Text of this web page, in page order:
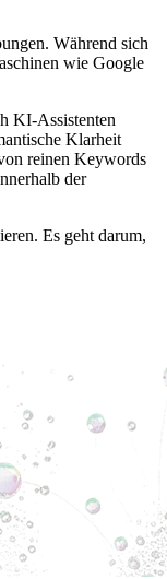
Während sich
wie Google
KI-Assistenten
Klarheit
reinen Keywords
der
Es geht darum,